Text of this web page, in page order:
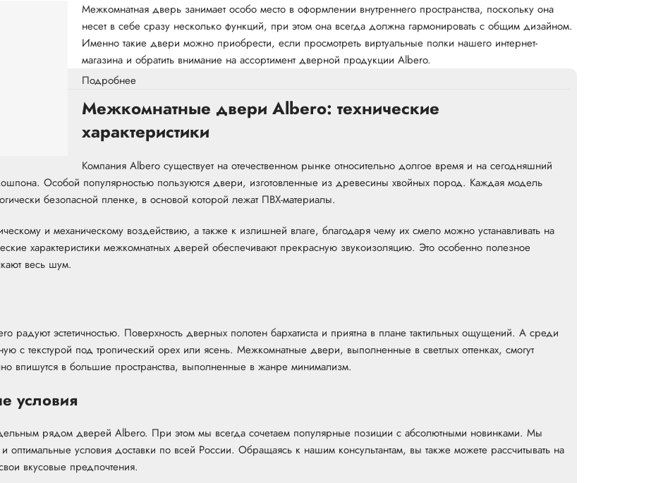
Межкомнатная дверь занимает особо место в оформлении внутреннего пространства, поскольку она
несет в себе сразу несколько функций, при этом она всегда должна гармонировать с общим дизайном.
Именно такие двери можно приобрести, если просмотреть виртуальные полки нашего интернет-
магазина и обратить внимание на ассортимент дверной продукции Albero.
Подробнее
Межкомнатные двери Albero: технические
характеристики
Компания Albero существует на отечественном рынке относительно долгое время и на сегодняшний
Особой популярностью пользуются двери, изготовленные из древесины хвойных пород. Каждая модель
безопасной пленке, в основой которой лежат ПВХ-материалы.
и механическому воздействию, а также к излишней влаге, благодаря чему их смело можно устанавливать на
характеристики межкомнатных дверей обеспечивают прекрасную звукоизоляцию. Это особенно полезное
весь шум.
радуют эстетичностью. Поверхность дверных полотен бархатиста и приятна в плане тактильных ощущений. А среди
с текстурой под тропический орех или ясень. Межкомнатные двери, выполненные в светлых оттенках, смогут
впишутся в большие пространства, выполненные в жанре минимализм.
условия
рядом дверей Albero. При этом мы всегда сочетаем популярные позиции с абсолютными новинками. Мы
оптимальные условия доставки по всей России. Обращаясь к нашим консультантам, вы также можете рассчитывать на
вкусовые предпочтения.